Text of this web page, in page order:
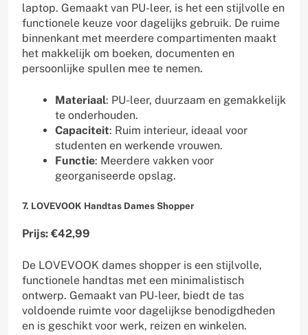
laptop. Gemaakt van PU-leer, is het een stijlvolle en
functionele keuze voor dagelijks gebruik. De ruime
binnenkant met meerdere compartimenten maakt
het makkelijk om boeken, documenten en
persoonlijke spullen mee te nemen.
Materiaal: PU-leer, duurzaam en gemakkelijk
te onderhouden.
Capaciteit: Ruim interieur, ideaal voor
studenten en werkende vrouwen.
Functie: Meerdere vakken voor
georganiseerde opslag.
7. LOVEVOOK Handtas Dames Shopper
Prijs: €42,99
De LOVEVOOK dames shopper is een stijlvolle,
functionele handtas met een minimalistisch
ontwerp. Gemaakt van PU-leer, biedt de tas
voldoende ruimte voor dagelijkse benodigdheden
en is geschikt voor werk, reizen en winkelen.